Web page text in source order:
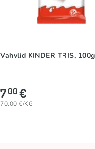
Vahvlid KINDER TRIS, 100g
700€
70.00 €/KG